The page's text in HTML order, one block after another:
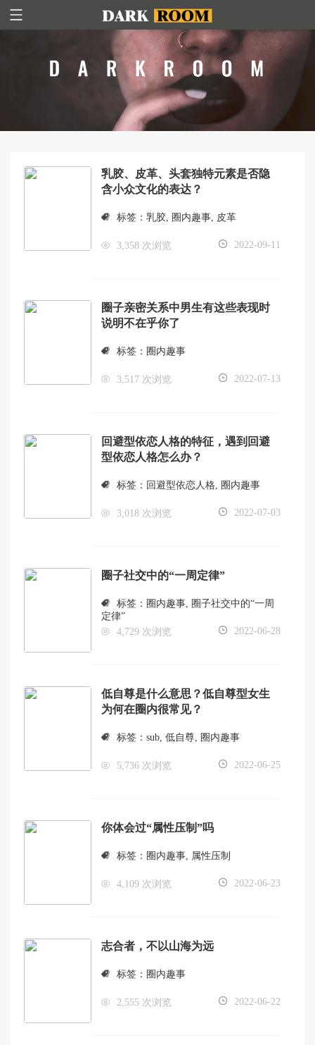
乳胶、皮革、头套独特元素是否隐
含小众文化的表达？
标签：乳胶, 圈内趣事, 皮革
3,358 次浏览 2022-09-11
圈子亲密关系中男生有这些表现时
说明不在乎你了
标签： 圈内趣事
3,517 次浏览 2022-07-13
回避型依恋人格的特征，遇到回避
型依恋人格怎么办？
标签： 回避型依恋人格, 圈内趣事
3,018 次浏览 2022-07-03
圈子社交中的“一周定律”
标签： 圈内趣事, 圈子社交中的“一周
定律”
4,729 次浏览
2022-06-28
低自尊是什么意思？低自尊型女生
为何在圈内很常见？
标签：sub,低自尊, 圈内趣事
5,736 次浏览 2022-06-25
你体会过“属性压制”吗
标签： 圈内趣事, 属性压制
4,109 次浏览 2022-06-23
志合者，不以山海为远
标签： 圈内趣事
2,555 次浏览 2022-06-22